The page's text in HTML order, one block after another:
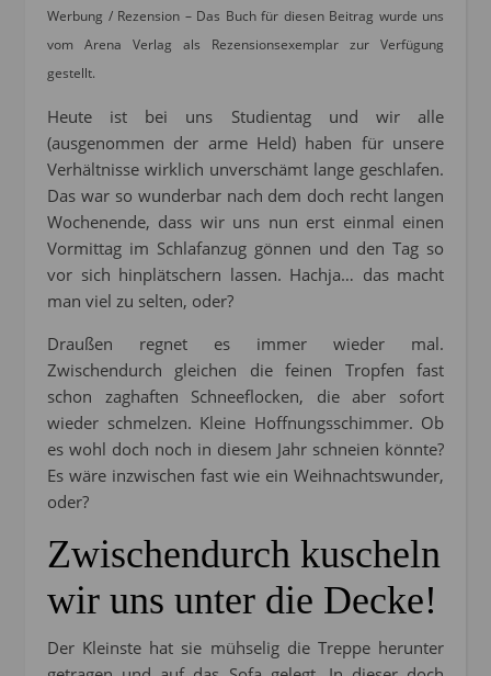
Werbung / Rezension – Das Buch für diesen Beitrag wurde uns
vom Arena Verlag als Rezensionsexemplar zur Verfügung
gestellt.
Heute ist bei uns Studientag und wir alle
(ausgenommen der arme Held) haben für unsere
Verhältnisse wirklich unverschämt lange geschlafen.
Das war so wunderbar nach dem doch recht langen
Wochenende, dass wir uns nun erst einmal einen
Vormittag im Schlafanzug gönnen und den Tag so
vor sich hinplätschern lassen. Hachja… das macht
man viel zu selten, oder?
Draußen regnet es immer wieder mal.
Zwischendurch gleichen die feinen Tropfen fast
schon zaghaften Schneeflocken, die aber sofort
wieder schmelzen. Kleine Hoffnungsschimmer. Ob
es wohl doch noch in diesem Jahr schneien könnte?
Es wäre inzwischen fast wie ein Weihnachtswunder,
oder?
Zwischendurch kuscheln
wir uns unter die Decke!
Der Kleinste hat sie mühselig die Treppe herunter